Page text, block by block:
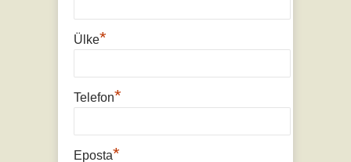
Ülke*
Telefon*
Eposta*